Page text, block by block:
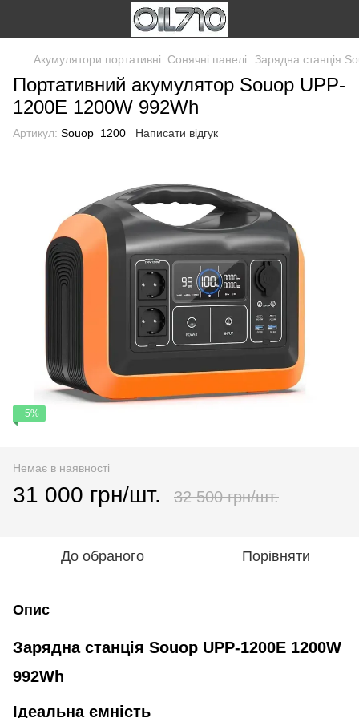
Акумулятори портативні. Сонячні панелі Зарядна станція
Портативний акумулятор Souop UPP-
1200E 1200W 992Wh
Артикул: Souop_1200 Написати відгук
−5%
Немає в наявності
31 000 грн/шт. 32 500 грн/шт.
До обраного Порівняти
Опис
Зарядна станція Souop UPP-1200E 1200W
992Wh
Ідеальна ємність